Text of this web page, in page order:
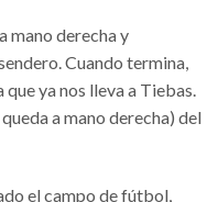
mano derecha y
Cuando termina,
ya nos lleva a Tiebas.
a mano derecha) del
el campo de fútbol,